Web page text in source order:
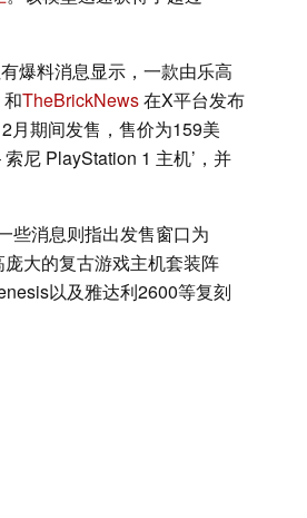
爆料消息显示，一款由乐高
和TheBrickNews在X平台发布
月期间发售，售价为159美
尼 PlayStation 1 主机’，并
些消息则指出发售窗口为
大的复古游戏主机套装阵
以及雅达利2600等复刻